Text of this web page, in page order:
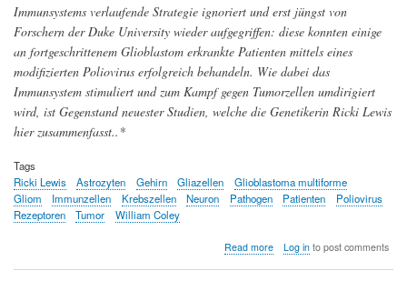
Immunsystems verlaufende Strategie ignoriert und erst jüngst von
Forschern der Duke University wieder aufgegriffen: diese konnten einige
an fortgeschrittenem Glioblastom erkrankte Patienten mittels eines
modifizierten Poliovirus erfolgreich behandeln. Wie dabei das
Immunsystem stimuliert und zum Kampf gegen Tumorzellen umdirigiert
wird, ist Gegenstand neuester Studien, welche die Genetikerin Ricki Lewis
hier zusammenfasst..*
Tags
Ricki Lewis
Astrozyten Gehirn Gliazellen
Glioblastoma multiforme
Gliom
Immunzellen Krebszellen Neuron Pathogen Patienten
Poliovirus
Rezeptoren
Tumor William Coley
Read moreabout
Log into post comments